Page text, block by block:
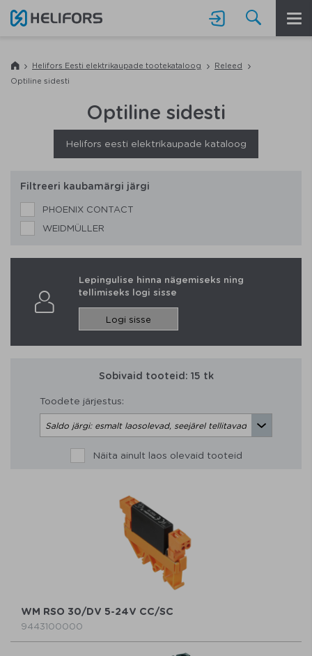

 Helifors Eesti elektrikaupade tootekataloog
Releed
Optiline sidesti
Optiline sidesti
Helifors eesti elektrikaupade kataloog
Filtreeri kaubamärgi järgi
PHOENIX CONTACT
WEIDMÜLLER

Lepingulise hinna nägemiseks ning
tellimiseks logi sisse
Logi sisse
Sobivaid tooteid: 15 tk
Toodete järjestus:
Näita ainult laos olevaid tooteid
WM RSO 30/DV 5-24V CC/SC
9443100000